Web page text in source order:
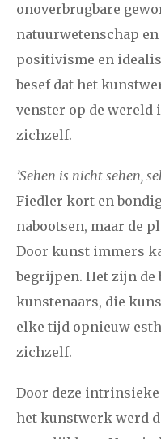
onoverbrugbare
natuurwetenschap
positivisme en
besef dat het
venster op de wereld
zichzelf.
’Sehen is nicht sehen,
Fiedler kort en
nabootsen, maar de
Door kunst immers
begrijpen. Het zijn de
kunstenaars, die
elke tijd opnieuw
zichzelf.
Door deze
het kunstwerk werd